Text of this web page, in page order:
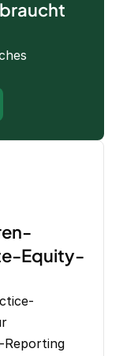
Equity-
Reporting